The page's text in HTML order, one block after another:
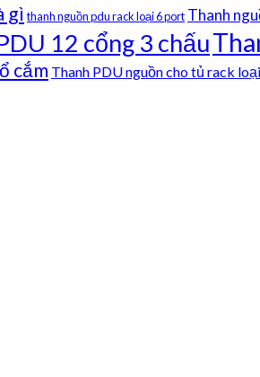
gì thanh nguồn pdu rack loại 6 port Thanh
12 cổng 3 chấu
cắm Thanh PDU nguồn cho tủ rack